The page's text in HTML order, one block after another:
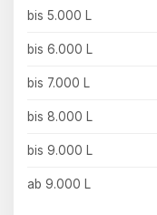
bis 5.000 L
bis 6.000 L
bis 7.000 L
bis 8.000 L
bis 9.000 L
ab 9.000 L